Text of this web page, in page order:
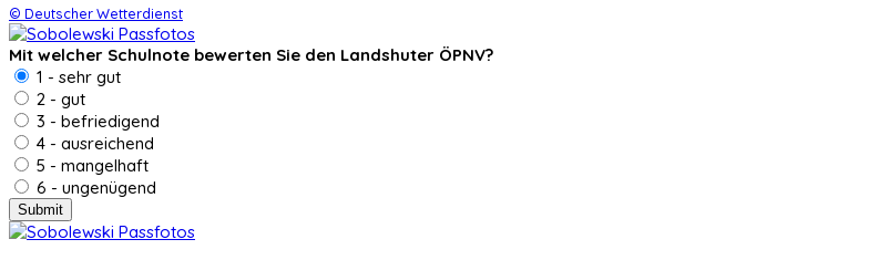
© Deutscher Wetterdienst
Mit welcher Schulnote bewerten Sie den Landshuter ÖPNV?
1 - sehr gut
2 - gut
3 - befriedigend
4 - ausreichend
5 - mangelhaft
6 - ungenügend